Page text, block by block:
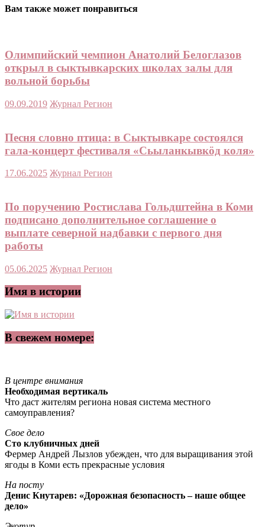
Вам также может понравиться
Олимпийский чемпион Анатолий Белоглазов
открыл в сыктывкарских школах залы для
вольной борьбы
09.09.2019 Журнал Регион
Песня словно птица: в Сыктывкаре состоялся
гала-концерт фестиваля «Сьыланкывкӧд коля»
17.06.2025 Журнал Регион
По поручению Ростислава Гольдштейна в Коми
подписано дополнительное соглашение о
выплате северной надбавки с первого дня
работы
05.06.2025 Журнал Регион
Имя в истории
В свежем номере:
В центре внимания
Необходимая вертикаль
Что даст жителям региона новая система местного
самоуправления?
Свое дело
Сто клубничных дней
Фермер Андрей Лызлов убежден, что для выращивания этой
ягоды в Коми есть прекрасные условия
На посту
Денис Кнутарев: «Дорожная безопасность – наше общее
дело»